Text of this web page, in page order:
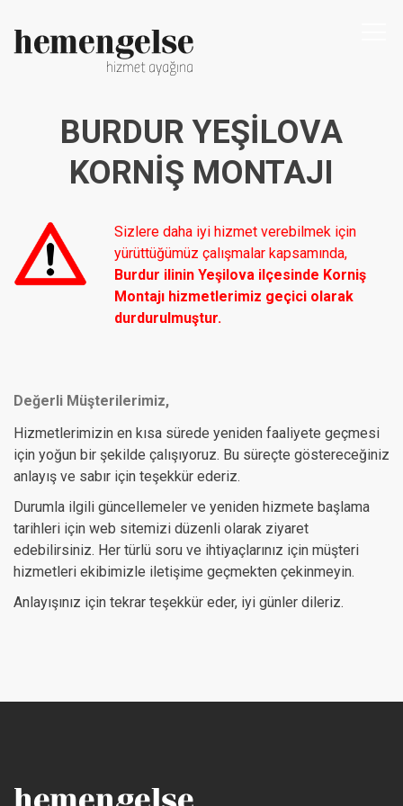
BURDUR YEŞILOVA
KORNIŞ MONTAJI
Sizlere daha iyi hizmet verebilmek için
yürüttüğümüz çalışmalar kapsamında,
Burdur ilinin Yeşilova ilçesinde Korniş
Montajı hizmetlerimiz geçici olarak
durdurulmuştur.
Değerli Müşterilerimiz,
Hizmetlerimizin en kısa sürede yeniden faaliyete geçmesi
için yoğun bir şekilde çalışıyoruz. Bu süreçte göstereceğiniz
anlayış ve sabır için teşekkür ederiz.
Durumla ilgili güncellemeler ve yeniden hizmete başlama
tarihleri için web sitemizi düzenli olarak ziyaret
edebilirsiniz. Her türlü soru ve ihtiyaçlarınız için müşteri
hizmetleri ekibimizle iletişime geçmekten çekinmeyin.
Anlayışınız için tekrar teşekkür eder, iyi günler dileriz.